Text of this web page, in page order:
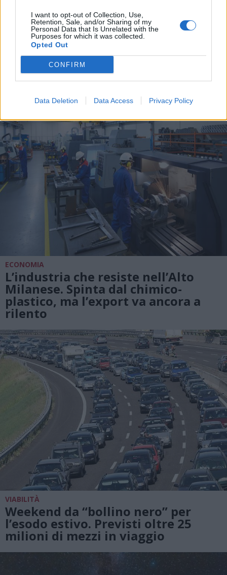
I want to opt-out of Collection, Use,
Retention, Sale, and/or Sharing of my
Personal Data that Is Unrelated with the
Purposes for which it was collected.
Opted Out
CONFIRM
Data Deletion Data Access Privacy Policy
Tra stelle, trekking ed
enogastronomia e notte di San
Lorenzo. Dove vedere le stelle
cadenti in Lombardia
ECONOMIA
L’industria che resiste nell’Alto
Milanese. Spinta dal chimico-
plastico, ma l’export va ancora a
rilento
VIABILITÀ
Weekend da “bollino nero” per
l’esodo estivo. Previsti oltre 25
milioni di mezzi in viaggio